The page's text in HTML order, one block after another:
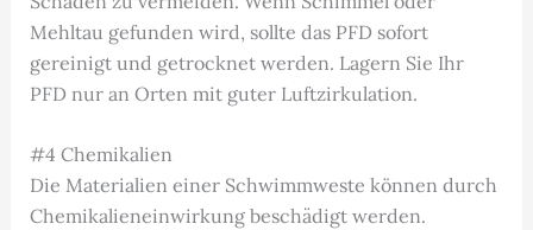
Mehltau gefunden wird, sollte das PFD sofort
gereinigt und getrocknet werden. Lagern Sie Ihr
PFD nur an Orten mit guter Luftzirkulation.
#4 Chemikalien
Die Materialien einer Schwimmweste können durch
Chemikalieneinwirkung beschädigt werden.